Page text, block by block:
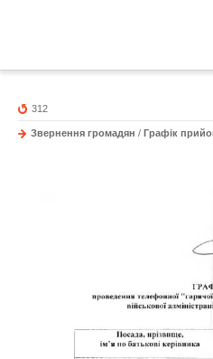
312
Звернення громадян / Графік